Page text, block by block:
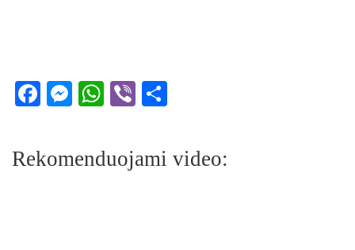
Facebook
Messenger
WhatsApp
Viber
Rekomenduojami video: